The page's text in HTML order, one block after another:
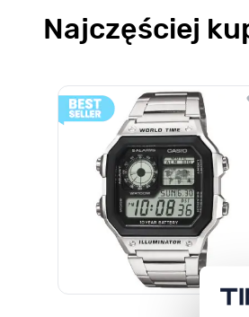
Najczęściej
Poruszanie się po elementach
Naciśnij, aby pominąć karuzelę
Naciśnij, aby przejść do nawigacji